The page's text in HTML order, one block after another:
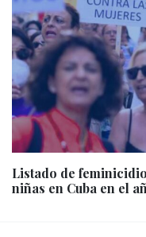
Listado de
niñas en Cuba en el